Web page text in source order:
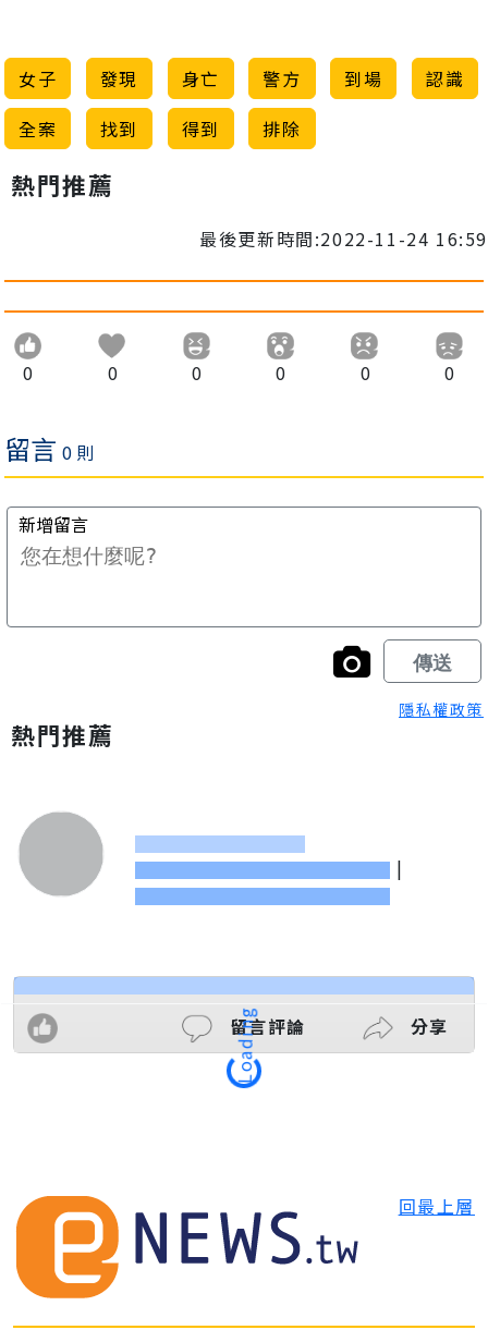
女子 發現 身亡 警方 到場
認識
全案
找到 得到 排除
熱門推薦
最後更新時間:2022-11-24 16:59
0 0 0 0 0 0
隱私權政策
熱門推薦
|
留言評論 分享
Loading
回最上層